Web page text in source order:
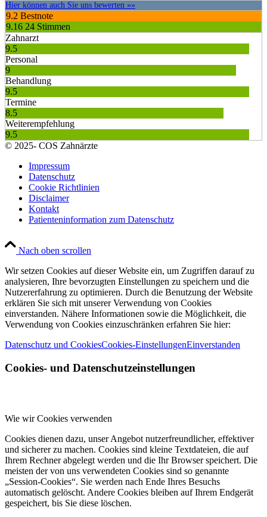
Hier können auch Sie uns bewerten »»
9.2 Bestnote
9.16 24 Stimmen
Zahnarzt
9.5
Personal
9
Behandlung
9.5
Termine
8.5
Weiterempfehlung
9.5
© 2025- COS Zahnärzte
Impressum
Datenschutz
Cookie Richtlinien
Disclaimer
Kontakt
Patienteninformation zum Datenschutz
Nach oben scrollen
Wir setzen Cookies auf dieser Website ein, um Zugriffen darauf zu
analysieren, Ihre bevorzugten Einstellungen zu speichern und die
Nutzererfahrung zu optimieren. Durch die Benutzung der Website
erklären Sie sich mit unserer Verwendung von Cookies
einverstanden. Nähere Informationen sowie die Möglichkeit, die
Verwendung von Cookies einzuschränken erfahren Sie hier:
Datenschutz und CookiesCookies-EinstellungenEinverstanden
Cookies- und Datenschutzeinstellungen
Wie wir Cookies verwenden
Cookies dienen dazu, unser Angebot nutzerfreundlicher, effektiver
und sicherer zu machen. Cookies sind kleine Textdateien, die auf
Ihrem Rechner abgelegt werden und die Ihr Browser speichert. Die
meisten der von uns verwendeten Cookies sind so genannte
„Session-Cookies“. Sie werden nach Ende Ihres Besuchs
automatisch gelöscht. Andere Cookies bleiben auf Ihrem Endgerät
gespeichert, bis Sie diese löschen.